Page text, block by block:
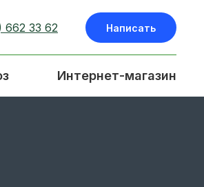
662 33 62 Написать
Интернет-магазин